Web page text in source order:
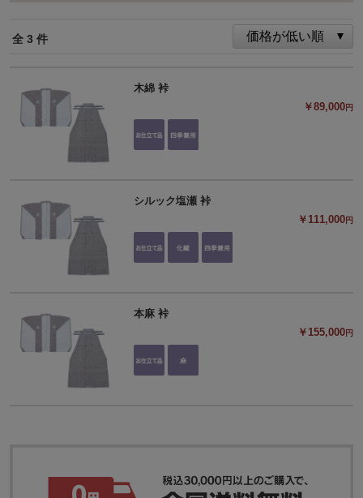
全 3 件
木綿 裃
￥89,000円
シルック塩瀬 裃
￥111,000円
本麻 裃
￥155,000円